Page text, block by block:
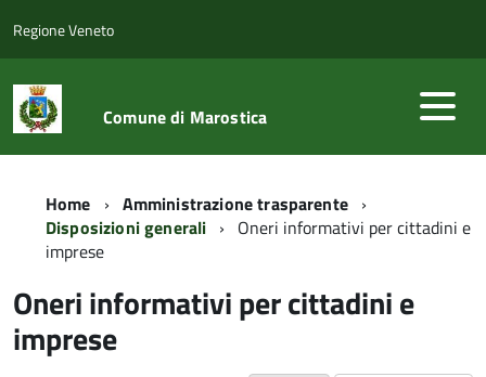
Regione Veneto
Comune di Marostica
Home
Amministrazione trasparente
Disposizioni generali
Oneri informativi per cittadini e
imprese
Oneri informativi per cittadini e
imprese